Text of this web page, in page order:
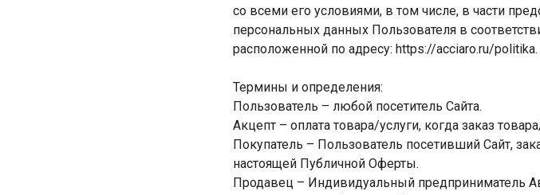
со всеми его условиями, в том числе, в части
персональных данных Пользователя в
расположенной по адресу: https://acciaro.ru/politika.
Термины и определения:
Пользователь – любой посетитель Сайта.
Акцепт – оплата товара/услуги, когда заказ
Покупатель – Пользователь посетивший Сайт,
настоящей Публичной Оферты.
Продавец – Индивидуальный предприниматель